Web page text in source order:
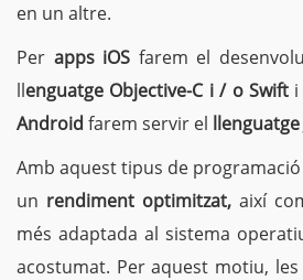
en un altre.
Per apps iOS farem el
llenguatge Objective-C i / o Swift
Android farem servir el llenguatge
Amb aquest tipus de
un rendiment optimitzat, així
més adaptada al sistema
acostumat. Per aquest motiu,